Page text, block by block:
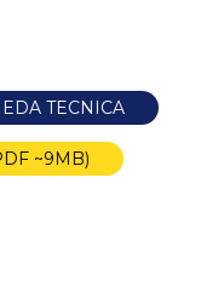
TECNICA
~9MB)